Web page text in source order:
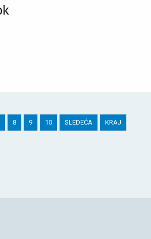
8 9 10 SLEDEĆA KRAJ